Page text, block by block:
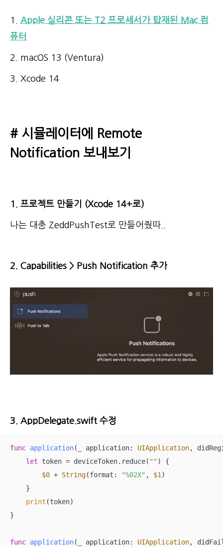
1. Apple 실리콘 또는 T2 프로세서가 탑재된 Mac 컴
퓨터
2. macOS 13 (Ventura)
3. Xcode 14
# 시뮬레이터에 Remote
Notification 보내보기
1. 프로젝트 만들기 (Xcode 14+로)
나는 대충 ZeddPushTest로 만들어줬따..
2. Capabilities > Push Notification 추가
3. AppDelegate.swift 수정
func application( application: UIApplication,
let token = deviceToken.reduce( "" ) {
$0 + String(format: "%02X" , $1 )
    }
print (token)
}
func application( application: UIApplication,